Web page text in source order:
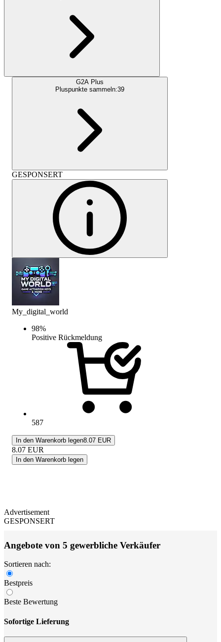
G2A Plus
Pluspunkte sammeln:39
GESPONSERT
My_digital_world
98%
Positive Rückmeldung
587
In den Warenkorb legen8.07 EUR
8.07 EUR
In den Warenkorb legen
Advertisement
GESPONSERT
Angebote von 5 gewerbliche Verkäufer
Sortieren nach:
Bestpreis
Beste Bewertung
Sofortige Lieferung